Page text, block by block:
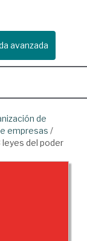
avanzada
de
empresas /
leyes del poder